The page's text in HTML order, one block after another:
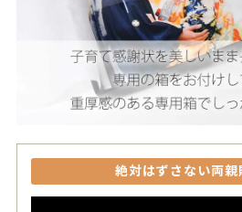
絶対はずさない両親